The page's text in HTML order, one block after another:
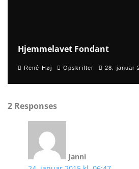
Hjemmelavet Fondant
René Høj Opskrifter 28. januar
2 Responses
Janni